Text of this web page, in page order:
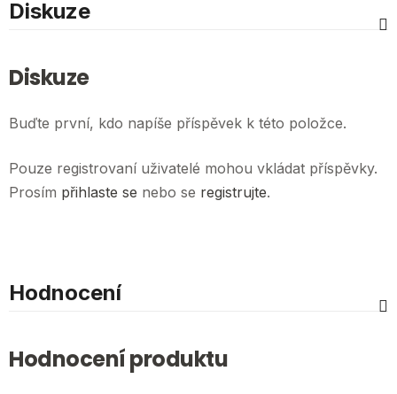
Diskuze
Diskuze
Buďte první, kdo napíše příspěvek k této položce.
Pouze registrovaní uživatelé mohou vkládat příspěvky.
Prosím přihlaste se nebo se registrujte.
Hodnocení
Hodnocení produktu